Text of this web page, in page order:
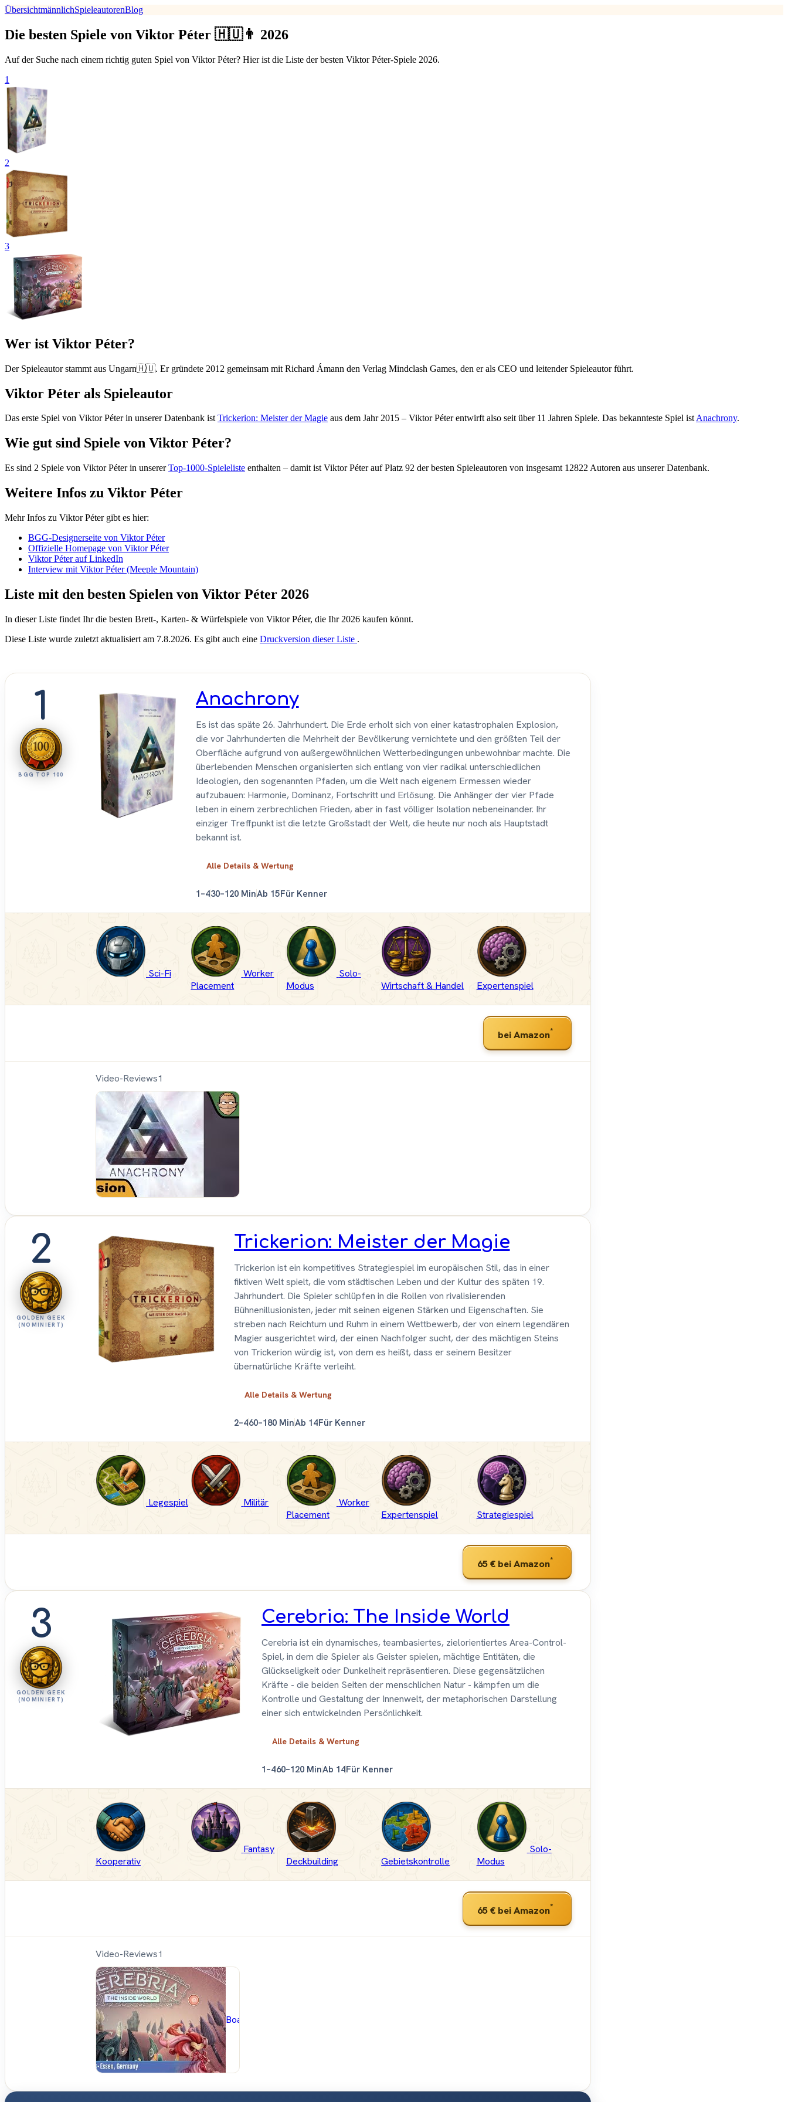
ÜbersichtmännlichSpieleautorenBlog
Die besten Spiele von Viktor Péter 🇭🇺👨 2026
Auf der Suche nach einem richtig guten Spiel von Viktor Péter? Hier ist die Liste der besten Viktor Péter-Spiele 2026.
1
2
3
Wer ist Viktor Péter?
Der Spieleautor stammt aus Ungarn🇭🇺. Er gründete 2012 gemeinsam mit Richard Ámann den Verlag Mindclash Games, den er als CEO und leitender Spieleautor führt.
Viktor Péter als Spieleautor
Das erste Spiel von Viktor Péter in unserer Datenbank istTrickerion: Meister der Magie aus dem Jahr 2015 – Viktor Péter entwirft also seit über 11 Jahren Spiele. Das bekannteste Spiel istAnachrony.
Wie gut sind Spiele von Viktor Péter?
Es sind 2 Spiele von Viktor Péter in unsererTop-1000-Spieleliste enthalten – damit ist Viktor Péter auf Platz 92 der besten Spieleautoren von insgesamt 12822 Autoren aus unserer Datenbank.
Weitere Infos zu Viktor Péter
Mehr Infos zu Viktor Péter gibt es hier:
BGG-Designerseite von Viktor Péter
Offizielle Homepage von Viktor Péter
Viktor Péter auf LinkedIn
Interview mit Viktor Péter (Meeple Mountain)
Liste mit den besten Spielen von Viktor Péter 2026
In dieser Liste findet Ihr die besten Brett-, Karten- & Würfelspiele von Viktor Péter, die Ihr 2026 kaufen könnt.
Diese Liste wurde zuletzt aktualisiert am 7.8.2026. Es gibt auch eine Druckversion dieser Liste .
1
BGG TOP 100
Anachrony
Es ist das späte 26. Jahrhundert. Die Erde erholt sich von einer katastrophalen Explosion,
die vor Jahrhunderten die Mehrheit der Bevölkerung vernichtete und den größten Teil der
Oberfläche aufgrund von außergewöhnlichen Wetterbedingungen unbewohnbar machte. Die
überlebenden Menschen organisierten sich entlang von vier radikal unterschiedlichen
Ideologien, den sogenannten Pfaden, um die Welt nach eigenem Ermessen wieder
aufzubauen: Harmonie, Dominanz, Fortschritt und Erlösung. Die Anhänger der vier Pfade
leben in einem zerbrechlichen Frieden, aber in fast völliger Isolation nebeneinander. Ihr
einziger Treffpunkt ist die letzte Großstadt der Welt, die heute nur noch als Hauptstadt
bekannt ist.
Alle Details & Wertung
1–430–120 MinAb 15Für Kenner
Sci-Fi
Worker
Placement
Solo-
Modus
Wirtschaft & Handel Expertenspiel
bei Amazon*
Video-Reviews1
2
GOLDEN GEEK
(NOMINIERT)
Trickerion: Meister der Magie
Trickerion ist ein kompetitives Strategiespiel im europäischen Stil, das in einer
fiktiven Welt spielt, die vom städtischen Leben und der Kultur des späten 19.
Jahrhundert. Die Spieler schlüpfen in die Rollen von rivalisierenden
Bühnenillusionisten, jeder mit seinen eigenen Stärken und Eigenschaften. Sie
streben nach Reichtum und Ruhm in einem Wettbewerb, der von einem legendären
Magier ausgerichtet wird, der einen Nachfolger sucht, der des mächtigen Steins
von Trickerion würdig ist, von dem es heißt, dass er seinem Besitzer
übernatürliche Kräfte verleiht.
Alle Details & Wertung
2–460–180 MinAb 14Für Kenner
Legespiel Militär
Worker
Placement
Expertenspiel Strategiespiel
65 € bei Amazon*
3
GOLDEN GEEK
(NOMINIERT)
Cerebria: The Inside World
Cerebria ist ein dynamisches, teambasiertes, zielorientiertes Area-Control-
Spiel, in dem die Spieler als Geister spielen, mächtige Entitäten, die
Glückseligkeit oder Dunkelheit repräsentieren. Diese gegensätzlichen
Kräfte - die beiden Seiten der menschlichen Natur - kämpfen um die
Kontrolle und Gestaltung der Innenwelt, der metaphorischen Darstellung
einer sich entwickelnden Persönlichkeit.
Alle Details & Wertung
1–460–120 MinAb 14Für Kenner
Kooperativ
Fantasy
Deckbuilding
Gebietskontrolle
Solo-
Modus
65 € bei Amazon*
Video-Reviews1
BoardGameGeek